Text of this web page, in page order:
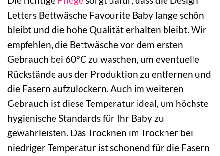
Letters Bettwäsche Favourite Baby lange schön
bleibt und die hohe Qualität erhalten bleibt. Wir
empfehlen, die Bettwäsche vor dem ersten
Gebrauch bei 60°C zu waschen, um eventuelle
Rückstände aus der Produktion zu entfernen und
die Fasern aufzulockern. Auch im weiteren
Gebrauch ist diese Temperatur ideal, um höchste
hygienische Standards für Ihr Baby zu
gewährleisten. Das Trocknen im Trockner bei
niedriger Temperatur ist schonend für die Fasern